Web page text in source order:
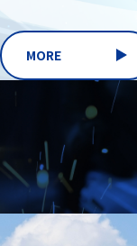
MORE